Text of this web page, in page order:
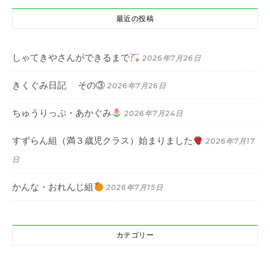
最近の投稿
しゃてきやさんができるまで 2026年7月26日
きくぐみ日記 その③ 2026年7月26日
ちゅうりっぷ・あかぐみ 2026年7月24日
すずらん組（満３歳児クラス）始まりました 2026年7月17
日
かんな・おれんじ組 2026年7月15日
カテゴリー